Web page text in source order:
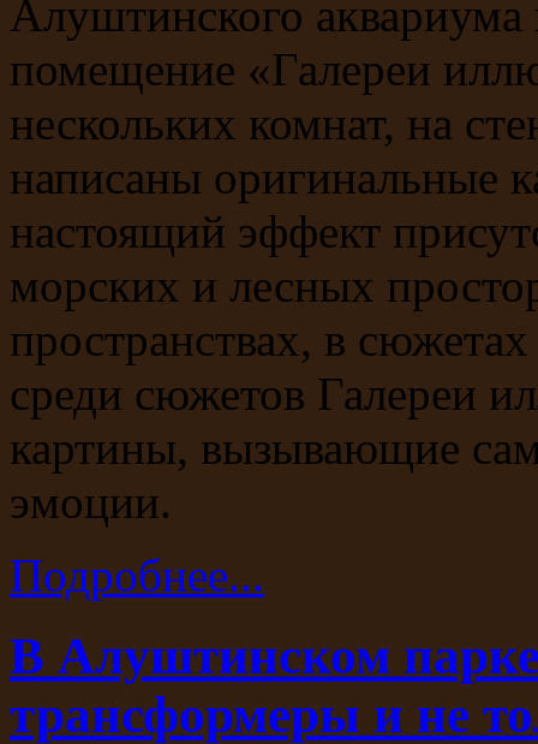
Алуштинского
помещение «Галереи
нескольких комнат, на
написаны оригинальные
настоящий эффект
морских и лесных
пространствах, в
среди сюжетов Галереи
картины, вызывающие
эмоции.
Подробнее...
В Алуштинском
трансформеры и не